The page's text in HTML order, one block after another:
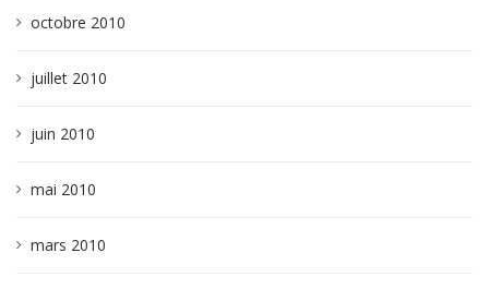
octobre 2010
juillet 2010
juin 2010
mai 2010
mars 2010